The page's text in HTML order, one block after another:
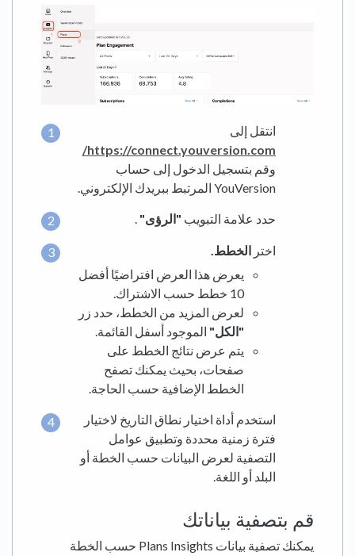
انتقل إلى
https://connect.youversion.com/
وقم بتسجيل الدخول إلى حساب
YouVersion المرتبط ببريدك الإلكتروني.
حدد علامة التبويب "الرؤى" .
اختر الخطط.
يعرض هذا العرض افتراضيًا أفضل
10 خطط حسب الاشتراك.
لعرض المزيد من الخطط، حدد زر
"الكل" الموجود أسفل القائمة.
يتم عرض نتائج الخطط على
صفحات، بحيث يمكنك تصفح
الخطط الإضافية حسب الحاجة.
استخدم أداة اختيار نطاق التاريخ لاختيار
فترة زمنية محددة وتطبيق عوامل
التصفية لعرض البيانات حسب الخطة أو
البلد أو اللغة.
قم بتصفية بياناتك
يمكنك تصفية بيانات Plans Insights حسب الخطة